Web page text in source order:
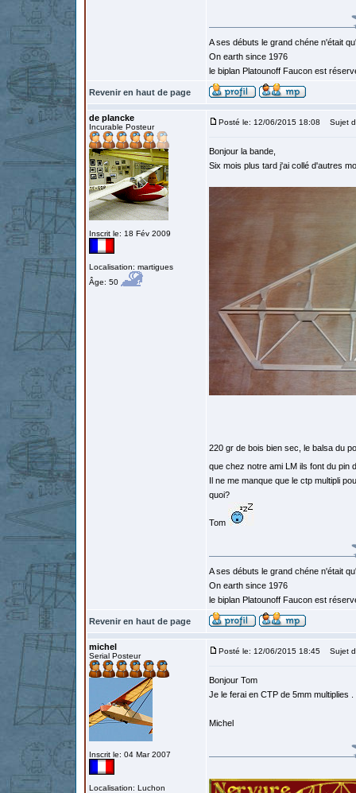
A ses débuts le grand chéne n'était
On earth since 1976
le biplan Platounoff Faucon est
Revenir en haut de page
de plancke
Incurable Posteur
Inscrit le: 18 Fév 2009
Localisation: martigues
Âge: 50
Posté le: 12/06/2015 18:08 Sujet
Bonjour la bande,
Six mois plus tard j'ai collé d'autres
220 gr de bois bien sec, le balsa du
que chez notre ami LM ils font du pin
Il ne me manque que le ctp multipli
quoi?
Tom
A ses débuts le grand chéne n'était
On earth since 1976
le biplan Platounoff Faucon est
Revenir en haut de page
michel
Serial Posteur
Inscrit le: 04 Mar 2007
Localisation: Luchon
Posté le: 12/06/2015 18:45 Sujet
Bonjour Tom
Je le ferai en CTP de 5mm multiplies .
Michel